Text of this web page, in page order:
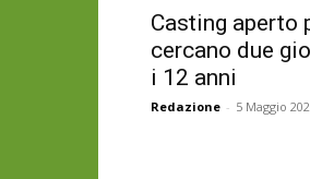
Casting aperto
cercano due
i 12 anni
Redazione - 5 Maggio